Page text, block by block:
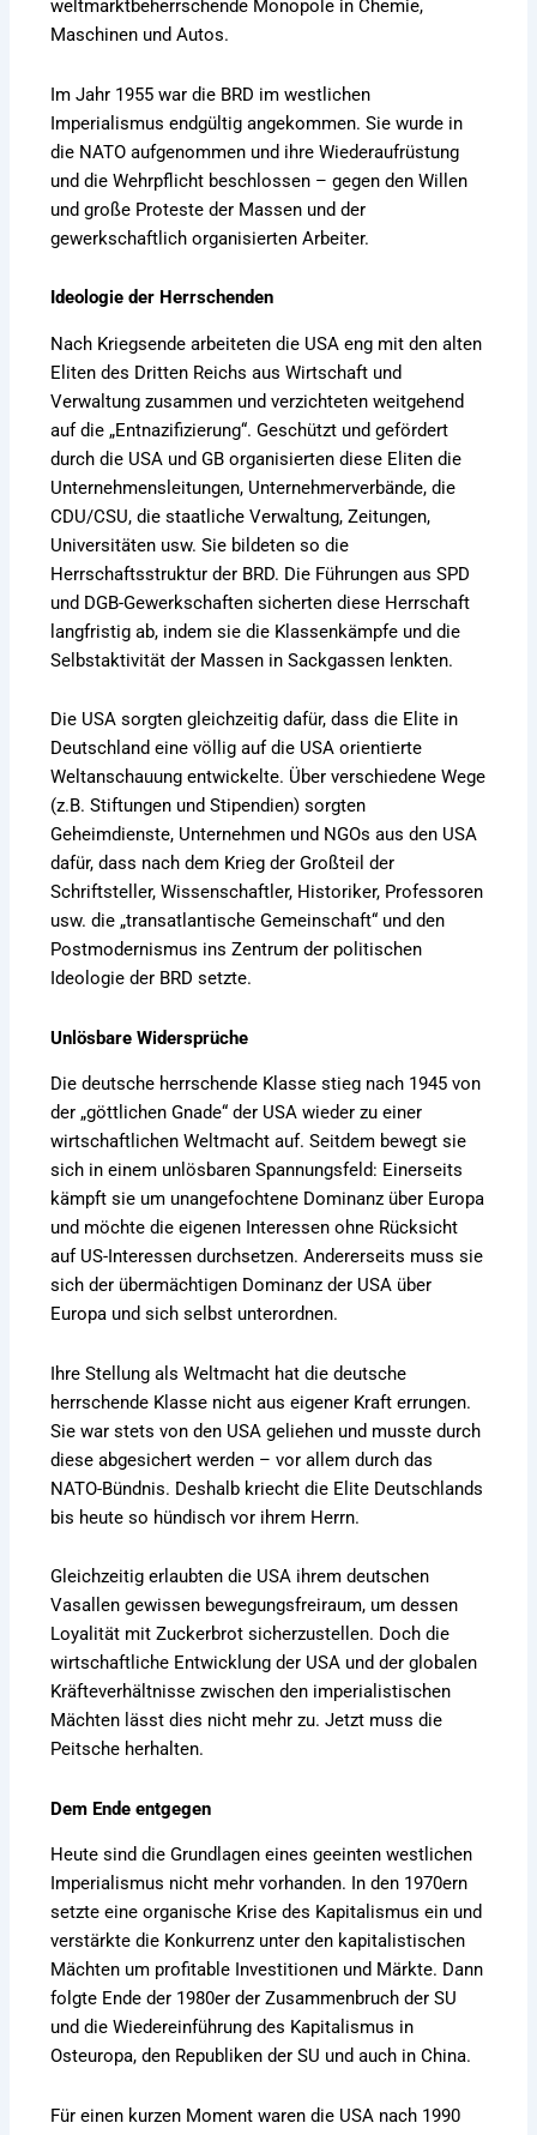
weltmarktbeherrschende Monopole in Chemie,
Maschinen und Autos.
Im Jahr 1955 war die BRD im westlichen
Imperialismus endgültig angekommen. Sie wurde in
die NATO aufgenommen und ihre Wiederaufrüstung
und die Wehrpflicht beschlossen – gegen den Willen
und große Proteste der Massen und der
gewerkschaftlich organisierten Arbeiter.
Ideologie der Herrschenden
Nach Kriegsende arbeiteten die USA eng mit den alten
Eliten des Dritten Reichs aus Wirtschaft und
Verwaltung zusammen und verzichteten weitgehend
auf die „Entnazifizierung“. Geschützt und gefördert
durch die USA und GB organisierten diese Eliten die
Unternehmensleitungen, Unternehmerverbände, die
CDU/CSU, die staatliche Verwaltung, Zeitungen,
Universitäten usw. Sie bildeten so die
Herrschaftsstruktur der BRD. Die Führungen aus SPD
und DGB-Gewerkschaften sicherten diese Herrschaft
langfristig ab, indem sie die Klassenkämpfe und die
Selbstaktivität der Massen in Sackgassen lenkten.
Die USA sorgten gleichzeitig dafür, dass die Elite in
Deutschland eine völlig auf die USA orientierte
Weltanschauung entwickelte. Über verschiedene Wege
(z.B. Stiftungen und Stipendien) sorgten
Geheimdienste, Unternehmen und NGOs aus den USA
dafür, dass nach dem Krieg der Großteil der
Schriftsteller, Wissenschaftler, Historiker, Professoren
usw. die „transatlantische Gemeinschaft“ und den
Postmodernismus ins Zentrum der politischen
Ideologie der BRD setzte.
Unlösbare Widersprüche
Die deutsche herrschende Klasse stieg nach 1945 von
der „göttlichen Gnade“ der USA wieder zu einer
wirtschaftlichen Weltmacht auf. Seitdem bewegt sie
sich in einem unlösbaren Spannungsfeld: Einerseits
kämpft sie um unangefochtene Dominanz über Europa
und möchte die eigenen Interessen ohne Rücksicht
auf US-Interessen durchsetzen. Andererseits muss sie
sich der übermächtigen Dominanz der USA über
Europa und sich selbst unterordnen.
Ihre Stellung als Weltmacht hat die deutsche
herrschende Klasse nicht aus eigener Kraft errungen.
Sie war stets von den USA geliehen und musste durch
diese abgesichert werden – vor allem durch das
NATO-Bündnis. Deshalb kriecht die Elite Deutschlands
bis heute so hündisch vor ihrem Herrn.
Gleichzeitig erlaubten die USA ihrem deutschen
Vasallen gewissen bewegungsfreiraum, um dessen
Loyalität mit Zuckerbrot sicherzustellen. Doch die
wirtschaftliche Entwicklung der USA und der globalen
Kräfteverhältnisse zwischen den imperialistischen
Mächten lässt dies nicht mehr zu. Jetzt muss die
Peitsche herhalten.
Dem Ende entgegen
Heute sind die Grundlagen eines geeinten westlichen
Imperialismus nicht mehr vorhanden. In den 1970ern
setzte eine organische Krise des Kapitalismus ein und
verstärkte die Konkurrenz unter den kapitalistischen
Mächten um profitable Investitionen und Märkte. Dann
folgte Ende der 1980er der Zusammenbruch der SU
und die Wiedereinführung des Kapitalismus in
Osteuropa, den Republiken der SU und auch in China.
Für einen kurzen Moment waren die USA nach 1990